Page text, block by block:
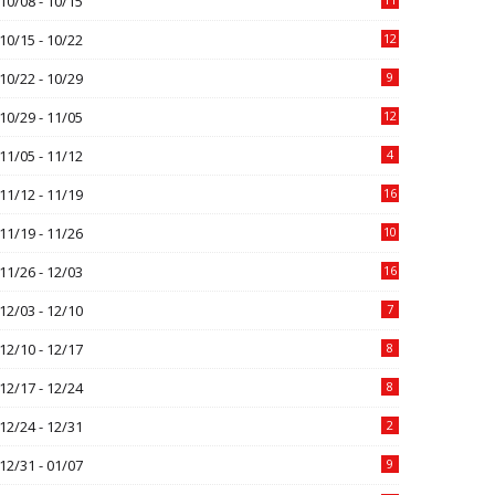
10/15 - 10/22 12
10/22 - 10/29 9
10/29 - 11/05 12
11/05 - 11/12 4
11/12 - 11/19 16
11/19 - 11/26 10
11/26 - 12/03 16
12/03 - 12/10 7
12/10 - 12/17 8
12/17 - 12/24 8
12/24 - 12/31 2
12/31 - 01/07 9